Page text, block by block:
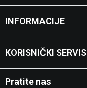
INFORMACIJE
KORISNIČKI SERVIS
Pratite nas